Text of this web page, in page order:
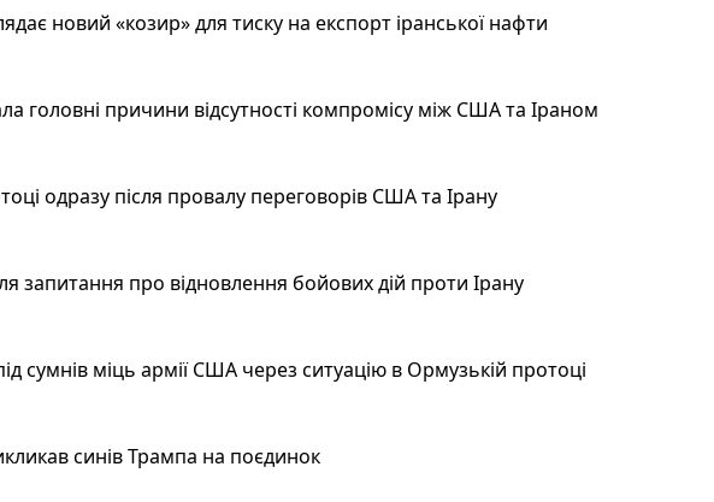
новий «козир» для тиску на експорт іранської нафти
головні причини відсутності компромісу між США та Іраном
одразу після провалу переговорів США та Ірану
запитання про відновлення бойових дій проти Ірану
сумнів міць армії США через ситуацію в Ормузькій протоці
синів Трампа на поєдинок